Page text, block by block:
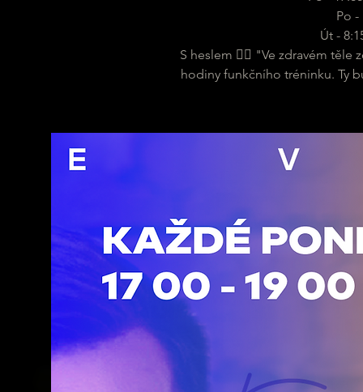
Po -
Út -
S heslem 🏋️‍♂️ "Ve zdravém těle